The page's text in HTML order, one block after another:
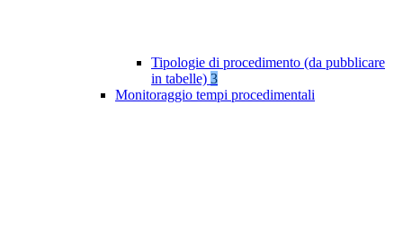
Tipologie di procedimento (da pubblicare
in tabelle) 3
Monitoraggio tempi procedimentali